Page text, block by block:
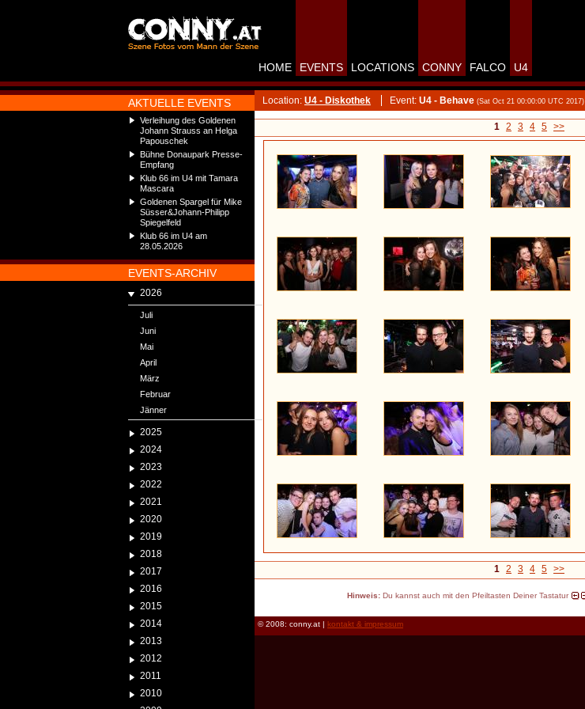
AKTUELLE EVENTS
Verleihung des Goldenen
Johann Strauss an Helga
Papouschek
Bühne Donaupark Presse-
Empfang
Klub 66 im U4 mit Tamara
Mascara
Goldenen Spargel für Mike
Süsser&Johann-Philipp
Spiegelfeld
Klub 66 im U4 am
28.05.2026
EVENTS-ARCHIV
2026
Juli
Juni
Mai
April
März
Februar
Jänner
2025
2024
2023
2022
2021
2020
2019
2018
2017
2016
2015
2014
2013
2012
2011
2010
HOME EVENTS LOCATIONS CONNY FALCO U4
Location: U4 - Diskothek Event: U4 - Behave (Sat Oct 21 00:00:00 UTC 2017)
1 2 3 4 5 >>
1 2 3 4 5 >>
Hinweis:Du kannst auch mit den Pfeiltasten Deiner Tastatur
© 2008: conny.at | kontakt & impressum